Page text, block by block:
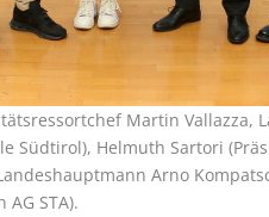
Martin Vallazza,
Südtirol), Helmuth Sartori
Arno
STA).